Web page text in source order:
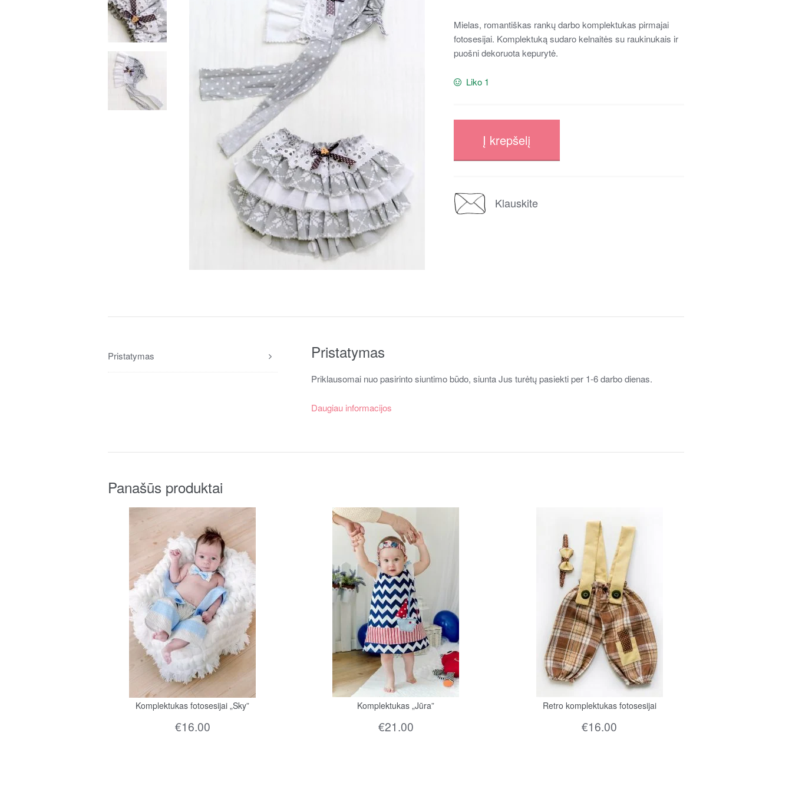
Mielas, romantiškas rankų darbo komplektukas pirmajai
fotosesijai. Komplektuką sudaro kelnaitės su raukinukais ir
puošni dekoruota kepurytė.
Liko 1
Į krepšelį
Klauskite
Pristatymas Pristatymas
Priklausomai nuo pasirinto siuntimo būdo, siunta Jus turėtų pasiekti per 1-6 darbo dienas.
Daugiau informacijos
Panašūs produktai
Komplektukas fotosesijai „Sky”
€16.00
Komplektukas „Jūra”
€21.00
Retro komplektukas fotosesijai
€16.00